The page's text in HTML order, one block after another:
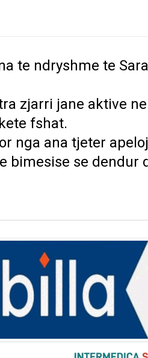
te ndryshme te
zjarri jane aktive
fshat.
nga ana tjeter
bimesise se dendur